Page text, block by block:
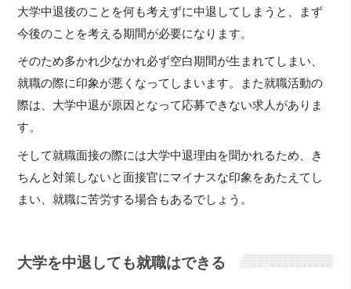
大学中退後のことを何も考えずに中退してしまうと、まず
今後のことを考える期間が必要になります。
そのため多かれ少なかれ必ず空白期間が生まれてしまい、
就職の際に印象が悪くなってしまいます。また就職活動の
際は、大学中退が原因となって応募できない求人がありま
す。
そして就職面接の際には大学中退理由を聞かれるため、き
ちんと対策しないと面接官にマイナスな印象をあたえてし
まい、就職に苦労する場合もあるでしょう。
大学を中退しても就職はできる